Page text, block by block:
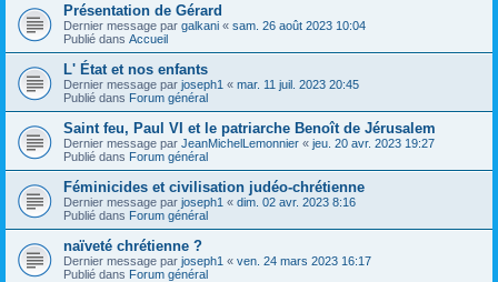
Présentation de Gérard
Dernier message par galkani « sam. 26 août 2023 10:04
Publié dans Accueil
L' État et nos enfants
Dernier message par joseph1 « mar. 11 juil. 2023 20:45
Publié dans Forum général
Saint feu, Paul VI et le patriarche Benoît de Jérusalem
Dernier message par JeanMichelLemonnier « jeu. 20 avr. 2023 19:27
Publié dans Forum général
Féminicides et civilisation judéo-chrétienne
Dernier message par joseph1 « dim. 02 avr. 2023 8:16
Publié dans Forum général
naïveté chrétienne ?
Dernier message par joseph1 « ven. 24 mars 2023 16:17
Publié dans Forum général